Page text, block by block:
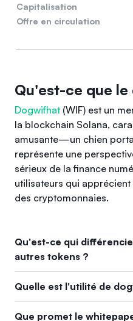
Capitalisation
Offre en circulation
Qu'est-ce que
Dogwifhat (WIF) est un
la blockchain Solana,
amusante—un chien
représente une
sérieux de la finance
utilisateurs qui
des cryptomonnaies.
Qu'est-ce qui
autres tokens ?
Ce qui distingue dogwifhat
branding unique en tant que
Quelle est l'utilité de
L'utilité de dogwifhat (WIF)
Que promet le